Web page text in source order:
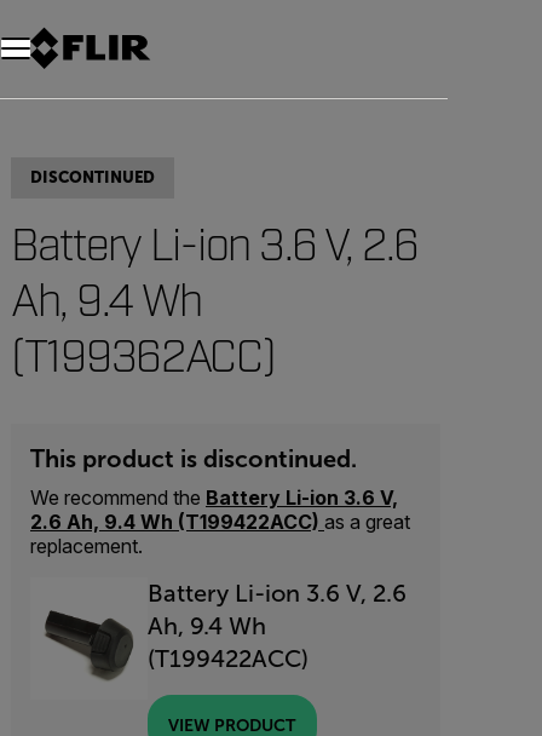
Unread messages
Modello
Rimuovi
articoli
articolo
Aggiungi al carrello
Aggiunto al carrello
DISCONTINUED
Battery Li-ion 3.6 V, 2.6
Ah, 9.4 Wh
(T199362ACC)
This product is discontinued.
We recommend the Battery Li-ion 3.6 V,
2.6 Ah, 9.4 Wh (T199422ACC) as a great
replacement.
Battery Li-ion 3.6 V, 2.6
Ah, 9.4 Wh
(T199422ACC)
VIEW PRODUCT